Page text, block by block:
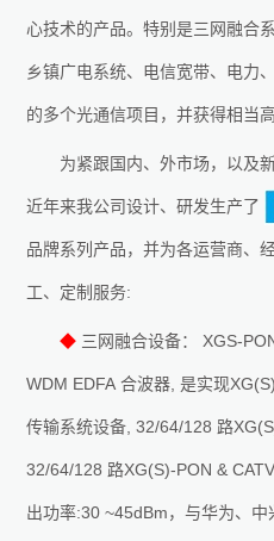
心技术的产品。特别是三网融合
乡镇广电系统、电信宽带、电力
的多个光通信项目，并获得相当
为紧跟国内、外市场，以及
近年来我公司设计、研发生产了
品牌系列产品，并为各运营商、
工、定制服务:
◆ 三网融合设备： XGS-
WDM EDFA合波器 ,是实现
传输系统设备 , 32/64/128 路
32/64/128 路XG(S)-PON &
出功率:30 ~45dBm，与华为、